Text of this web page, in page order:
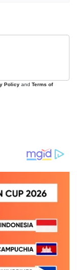
Policy and Terms of